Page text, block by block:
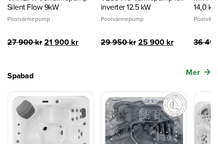
Silent Flow 9kW
Poolvärmepump
27 900kr Det
21 900 krDet
inverter 12.5 kW
Poolvärmepump
29 950kr Det
25 900 krDet
14,0 kW
36
Spabad Mer